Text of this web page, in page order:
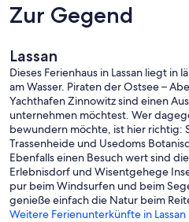
Zur Gegend
Lassan
Dieses Ferienhaus in Lassan liegt
am Wasser. Piraten der Ostsee –
Yachthafen Zinnowitz sind einen
unternehmen möchtest. Wer
bewundern möchte, ist hier richtig:
Trassenheide und Usedoms
Ebenfalls einen Besuch wert sind
Erlebnisdorf und Wisentgehege
pur beim Windsurfen und beim
genieße einfach die Natur beim
Weitere Ferienunterkünfte in Lassan